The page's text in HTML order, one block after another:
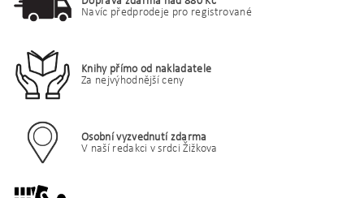
Navíc předprodeje pro registrované
Knihy přímo od nakladatele
Za nejvýhodnější ceny
Osobní vyzvednutí zdarma
V naší redakci v srdci Žižkova